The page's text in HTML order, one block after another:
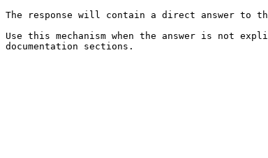
The response will contain a direct answer to
Use this mechanism when the answer is not